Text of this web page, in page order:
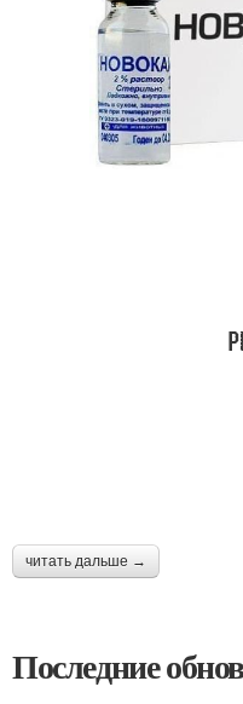
читать дальше →
Последние